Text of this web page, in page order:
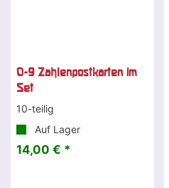
0-9 Zahlenpostkarten im
Set
10-teilig
Auf Lager
14,00 € *